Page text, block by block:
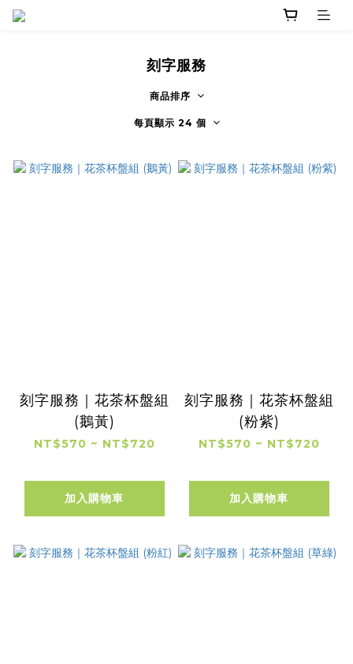
刻字服務
商品排序
每頁顯示 24 個
刻字服務｜花茶杯盤組
(鵝黃)
NT$570 ~ NT$720
加入購物車
刻字服務｜花茶杯盤組
(粉紫)
NT$570 ~ NT$720
加入購物車